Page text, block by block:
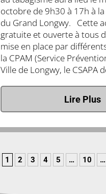
octobre de 9h30 à 17h à
du Grand Longwy. Cette
gratuite et ouverte à tous
mise en place par
la CPAM (Service
Ville de Longwy, le CSAPA
Lire Plus
1 2 3 4 5 … 10 …